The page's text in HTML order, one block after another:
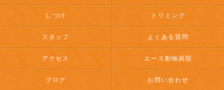
しつけ トリミング
スタッフ よくある質問
アクセス エース動物病院
ブログ お問い合わせ